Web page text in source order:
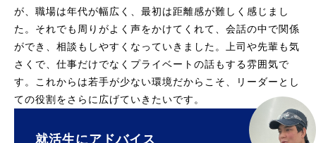
が、職場は年代が幅広く、最初は距離感が難しく感じまし
た。それでも周りがよく声をかけてくれて、会話の中で関係
ができ、相談もしやすくなっていきました。上司や先輩も気
さくで、仕事だけでなくプライベートの話もする雰囲気で
す。これからは若手が少ない環境だからこそ、リーダーとし
ての役割をさらに広げていきたいです。
就活生にアドバイス